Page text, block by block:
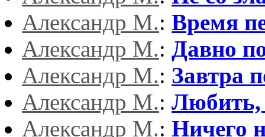
Александр М.: Время
Александр М.: Давно
Александр М.: Завтра
Александр М.: Любить,
Александр М.: Ничего